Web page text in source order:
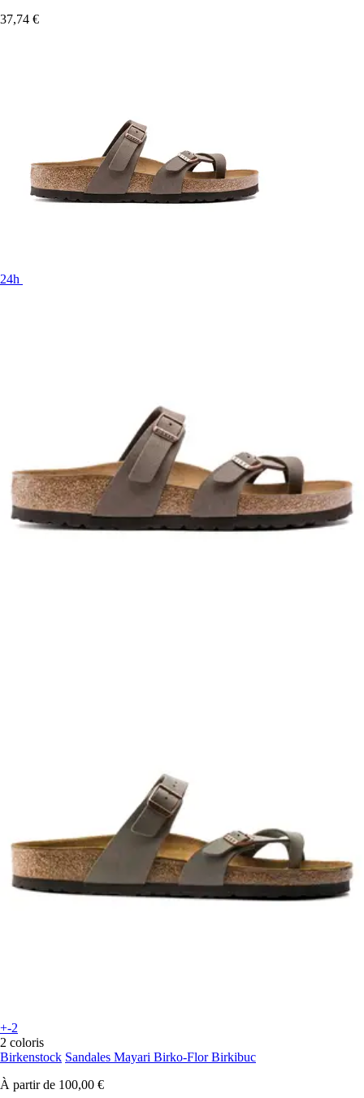
37,74 €
24h
+-2
2 coloris
Birkenstock Sandales Mayari Birko-Flor Birkibuc
À partir de 100,00 €